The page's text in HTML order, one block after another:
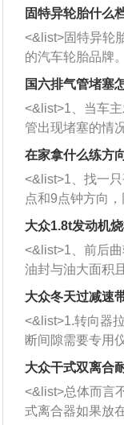
固特异轮胎什么
<&list>固特异轮
的汽车轮胎品牌
牌，但是中高低
也是为了更好的
国六排气管堵塞
<&list>1、当车
管出现堵塞的情
者是细棍，直接
堵塞情况比较严
施。 <&list>2、
杂物推到排气管
三元催化器拆解
西取出来。但如
的堵塞，就需要
洗剂对堵塞的情
放在燃油箱中，
动时，就可以和
室，最后形成废
催化器得到清洗
能够得到解决。
在家拿什么练方
<&list>1、找一
点和9点钟方向
方向做一个标记
一圈半的练习，
圈数。 <&list>3
习，这样就可以
驾驶车辆时，不
向。
大众1.8t发动机
<&list>1、前后
油封与油大面积
和发动机内持续
逐渐减弱，导致
活塞间隙过大：
的间隙扩大，导
造成烧机油。
机油粘度过小的
象，机油粘度过
大众冬天过减速
<&list>1.转向器
断间隙需要专用
无法制作，需要
店；<&list>2.车
裂，破裂后会出
损严重，磨损的
大众干式双离合
<&list>总体而言
式离合器如果放